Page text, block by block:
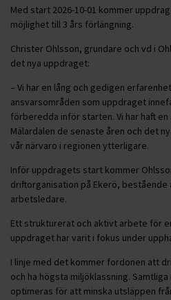
Med start 2026-10-01 kommer
möjlighet till 3 års förlängning.
Christer Ohlsson, grundare och vd i
det nya uppdraget:
– Vi har en lång och gedigen
ansvarsområden som uppdraget
förberedda inför starten. Vi har haft
Mälardalen de senaste åren och det
vår närvaro i regionen ytterligare.
Inför uppdragets start kommer
driftorganisation på Ekerö,
arbetsledare.
Ett strukturerat och aktivt arbete för
uppdraget har varit i fokus under
I linje med det kommer fordonen att
och ha högsta miljöklassning.
optimeras för att minska utsläppen